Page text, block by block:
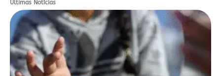
Últimas Notícias